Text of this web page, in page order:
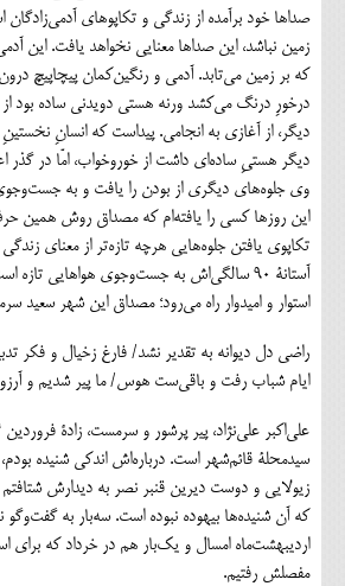
صداها خود برآمده از زندگی و تکاپوهای آدمی‌زادگان
زمین نباشد، این صداها معنایی نخواهد یافت. این
که بر زمین می‌تابد. آدمی و رنگین‌کمان پیچاپیچ
درخورِ درنگ می‌کشد ورنه هستی دویدنی ساده بود
دیگر، از آغازی به انجامی. پیداست که انسانِ
دیگر هستیِ ساده‌ای داشت از خور‌وخواب، امّا در گذر
وی جلوه‌های دیگری از بودن را یافت و به جست‌وجوی
این روزها کسی را یافته‌ام که مصداق روش همین
تکاپوی یافتن جلوه‌هایی هرچه تازه‌تر از معنای
آستانة ۹۰ سالگی‌اش به جست‌وجوی هواهایی
استوار و امیدوار راه می‌رود؛ مصداق این شهر سعید
راضی دل دیوانه به تقدیر نشد/ فارغ زخیال و فکر
ایام شباب رفت و باقی‌ست هوس/ ما پیر شدیم و آرزو
سیدمحلة قائم‌شهر است. درباره‌اش اندکی شنیده
زیولایی و دوست دیرین قنبر نصر به دیدارش
که آن شنیده‌ها بیهوده نبوده است. سه‌بار به گفت‌وگو
اردیبهشت‌ماه امسال و یک‌بار هم در خرداد که
مفصلش رفتیم.